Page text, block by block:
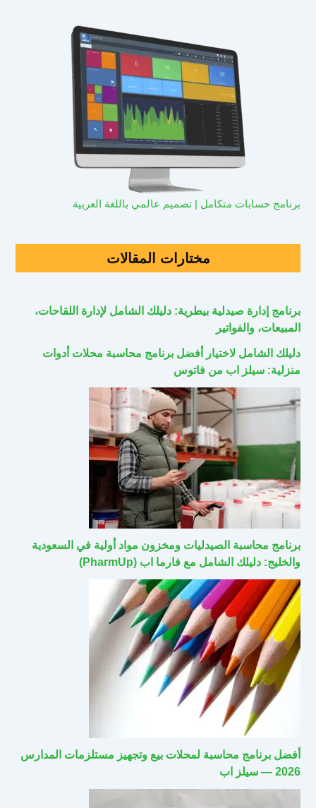
برنامج حسابات متكامل | تصميم عالمي باللغة العربية
مختارات المقالات
برنامج إدارة صيدلية بيطرية: دليلك الشامل لإدارة اللقاحات،
المبيعات، والفواتير
دليلك الشامل لاختيار أفضل برنامج محاسبة محلات أدوات
منزلية: سيلز اب من فاتوس
برنامج محاسبة الصيدليات ومخزون مواد أولية في السعودية
والخليج: دليلك الشامل مع فارما اب (PharmUp)
أفضل برنامج محاسبة لمحلات بيع وتجهيز مستلزمات المدارس
2026 — سيلز اب